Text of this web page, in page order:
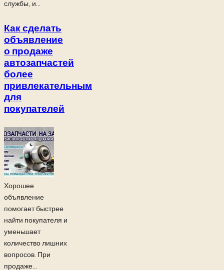
службы, и...
Как сделать
объявление
о продаже
автозапчастей
более
привлекательным
для
покупателей
Хорошее
объявление
помогает быстрее
найти покупателя и
уменьшает
количество лишних
вопросов. При
продаже...